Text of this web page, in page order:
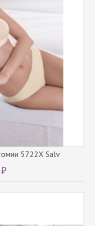
5722Х Salv